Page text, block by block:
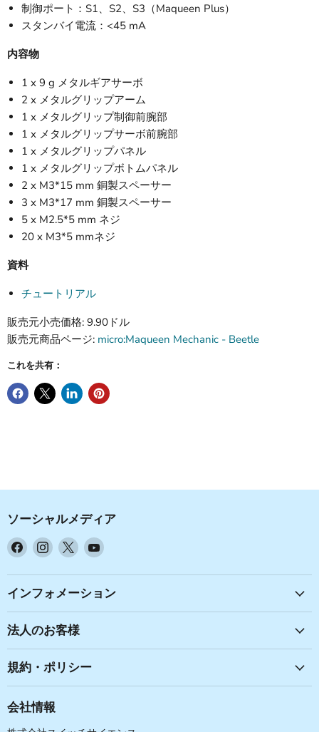
制御ポート：S1、S2、S3（Maqueen Plus）
スタンバイ電流：<45 mA
内容物
1 x 9 g メタルギアサーボ
2 x メタルグリップアーム
1 x メタルグリップ制御前腕部
1 x メタルグリップサーボ前腕部
1 x メタルグリップパネル
1 x メタルグリップボトムパネル
2 x M3*15 mm 銅製スペーサー
3 x M3*17 mm 銅製スペーサー
5 x M2.5*5 mm ネジ
20 x M3*5 mmネジ
資料
チュートリアル
販売元小売価格: 9.90ドル
販売元商品ページ: micro:Maqueen Mechanic - Beetle
これを共有：
ソーシャルメディア
Facebook
見
つ
て
く
さ
い
Instagram
見
つ
て
く
さ
い
X
見
つ
て
く
さ
い
YouTube
見
つ
い
インフォメーション
法人のお客様
規約・ポリシー
会社情報